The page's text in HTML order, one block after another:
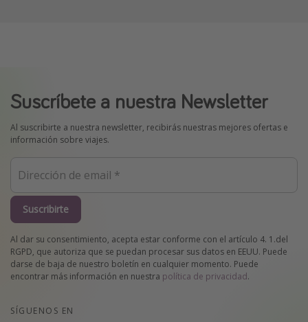
Suscríbete a nuestra Newsletter
Al suscribirte a nuestra newsletter, recibirás nuestras mejores ofertas e
información sobre viajes.
Suscribirte
Al dar su consentimiento, acepta estar conforme con el artículo 4. 1.del
RGPD, que autoriza que se puedan procesar sus datos en EEUU. Puede
darse de baja de nuestro boletín en cualquier momento. Puede
encontrar más información en nuestra política de privacidad.
SÍGUENOS EN